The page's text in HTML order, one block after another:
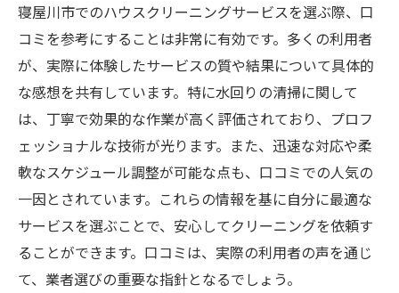
寝屋川市でのハウスクリーニングサービスを選ぶ際、口
コミを参考にすることは非常に有効です。多くの利用者
が、実際に体験したサービスの質や結果について具体的
な感想を共有しています。特に水回りの清掃に関して
は、丁寧で効果的な作業が高く評価されており、プロフ
ェッショナルな技術が光ります。また、迅速な対応や柔
軟なスケジュール調整が可能な点も、口コミでの人気の
一因とされています。これらの情報を基に自分に最適な
サービスを選ぶことで、安心してクリーニングを依頼す
ることができます。口コミは、実際の利用者の声を通じ
て、業者選びの重要な指針となるでしょう。